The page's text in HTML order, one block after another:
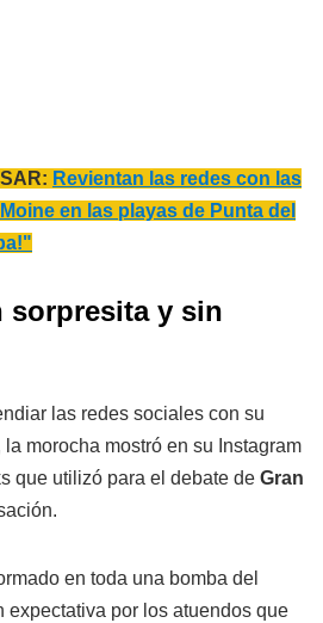
Revientan las redes con las
en las playas de Punta del
sorpresita y sin
las redes sociales con su
morocha mostró en su Instagram
que utilizó para el debate de Gran
en toda una bomba del
expectativa por los atuendos que